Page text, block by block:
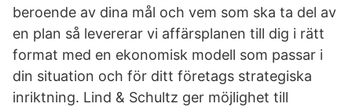
beroende av dina mål och vem som ska ta del av
en plan så levererar vi affärsplanen till dig i rätt
format med en ekonomisk modell som passar i
din situation och för ditt företags strategiska
inriktning. Lind & Schultz ger möjlighet till